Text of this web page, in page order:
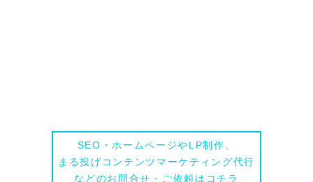
SEO・ホームページやLP制作、
まる投げコンテンツマーケティング代行
などのお問合せ・ご依頼はコチラ